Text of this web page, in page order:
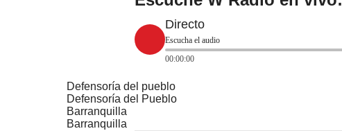
Directo
Escucha el audio
00:00:00
Defensoría del pueblo
Defensoría del Pueblo
Barranquilla
Barranquilla